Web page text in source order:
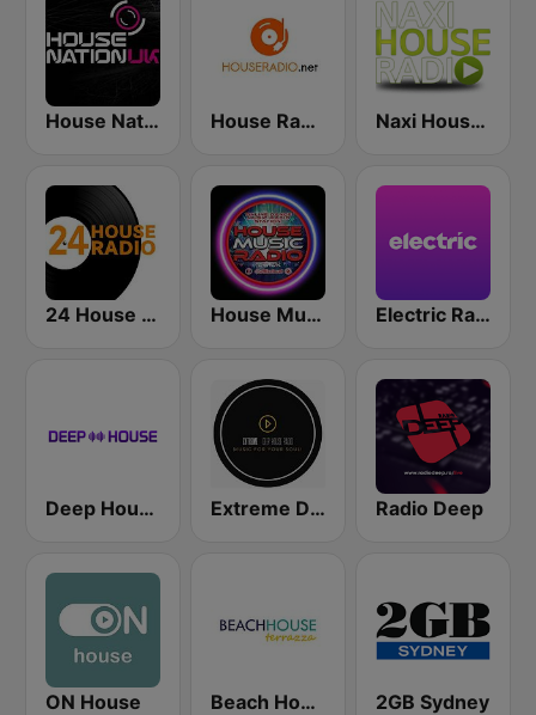
House Nation UK House Radio Naxi House Radio
24 House Radio House Music Radio Electric Radio
Deep House Radio Extreme Deep House Radio Radio Deep
ON House Beach House Radio Terrazza 2GB Sydney